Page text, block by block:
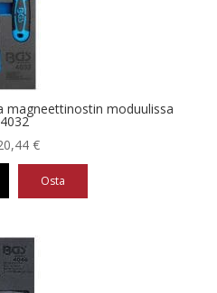
magneettinostin moduulissa
4032
€
Osta